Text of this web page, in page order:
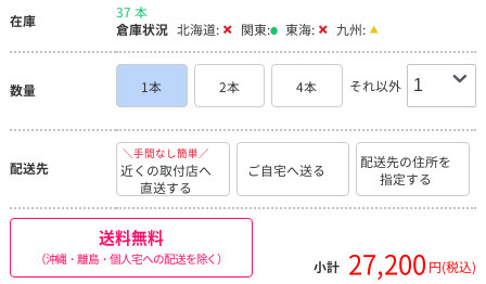
在庫
37 本
倉庫状況 北海道: 関東: 東海: 九州:
数量 1本 2本 4本 それ以外
配送先
＼手間なし簡単／
近くの取付店へ
直送する
ご自宅へ送る
配送先の住所を
指定する
送料無料
（沖縄・離島・個人宅への配送を除く） 小計 27,200 円(税込)